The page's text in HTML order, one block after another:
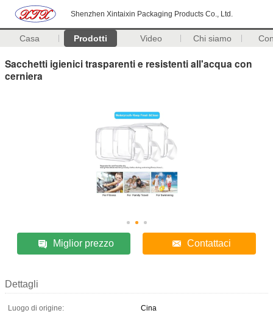
Shenzhen Xintaixin Packaging Products Co., Ltd.
Casa Prodotti Video Chi siamo
Sacchetti igienici trasparenti e resistenti all'acqua con
cerniera
Miglior prezzo Contattaci
Dettagli
Luogo di origine:
Cina